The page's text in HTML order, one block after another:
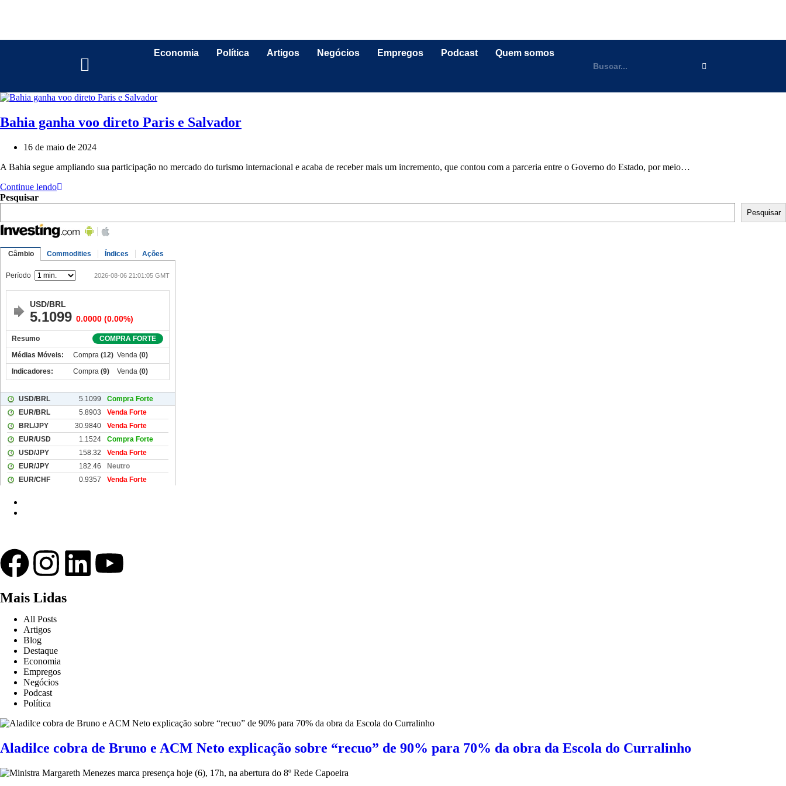
Economia Política Artigos Negócios Empregos Podcast Quem somos
Bahia ganha voo direto Paris e Salvador
16 de maio de 2024
A Bahia segue ampliando sua participação no mercado do turismo internacional e acaba de receber mais um incremento, que contou com a parceria entre o Governo do Estado, por meio…
Continue lendo
Pesquisar
Pesquisar
Mais Lidas
All Posts
Artigos
Blog
Destaque
Economia
Empregos
Negócios
Podcast
Política
Aladilce cobra de Bruno e ACM Neto explicação sobre “recuo” de 90% para 70% da obra da Escola do Curralinho